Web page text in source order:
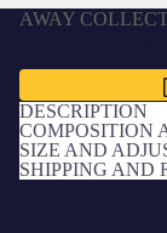
AWAY
x Kobe Bryant
DESCRIPTION
COMPOSITION
SIZE AND
SHIPPING AND